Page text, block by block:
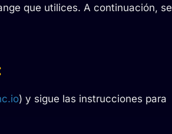
que utilices. A continuación, se
) y sigue las instrucciones para